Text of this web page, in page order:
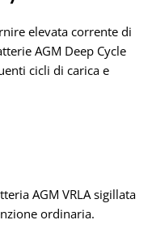
elevata corrente di
AGM Deep Cycle
cicli di carica e
AGM VRLA sigillata
ordinaria.